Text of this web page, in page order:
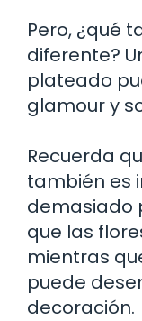
Pero, ¿qué
diferente?
plateado
glamour y
Recuerda
también es
demasiado
que las
mientras
puede
decoración.